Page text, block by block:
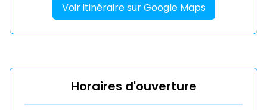
Voir itinéraire sur Google Maps
Horaires d'ouverture